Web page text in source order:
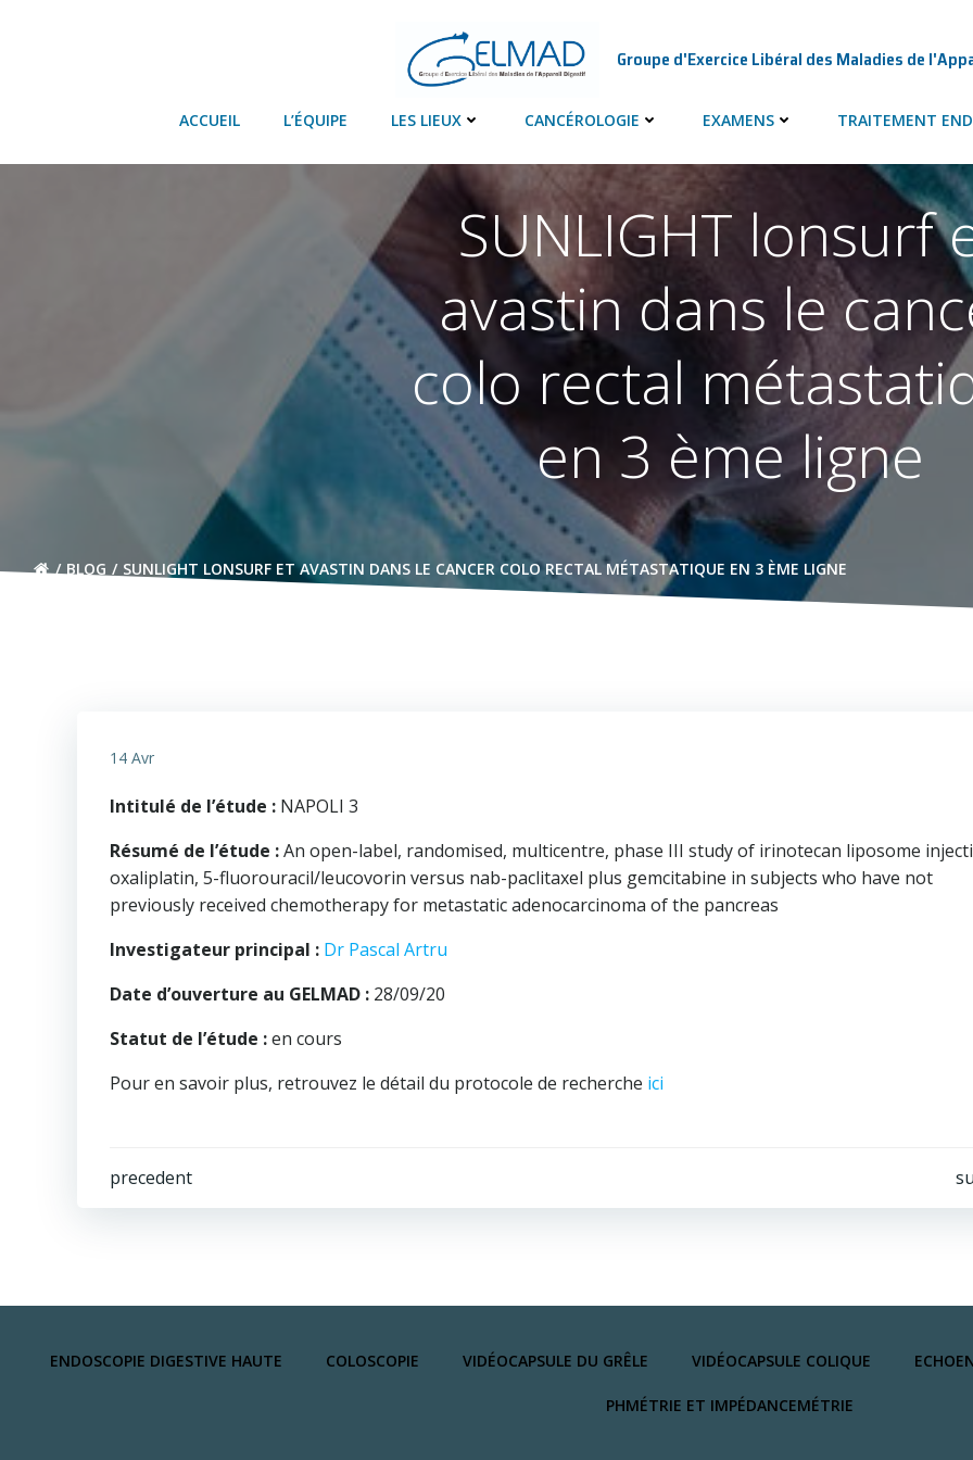
Groupe d'Exercice Libéral des Maladies de
ACCUEIL L’ÉQUIPE LES LIEUX CANCÉROLOGIE EXAMENS TRAITEMENT
SUNLIGHT lonsurf
avastin dans le
colo rectal
en 3 ème ligne
BLOG SUNLIGHT LONSURF ET AVASTIN DANS LE CANCER COLO RECTAL MÉTASTATIQUE EN 3 ÈME LIGNE
14 Avr
Intitulé de l’étude : NAPOLI 3
Résumé de l’étude :An open-label, randomised, multicentre, phase III study of irinotecan liposome
oxaliplatin, 5-fluorouracil/leucovorin versus nab-paclitaxel plus gemcitabine in subjects who have not
previously received chemotherapy for metastatic adenocarcinoma of the pancreas
Investigateur principal : Dr Pascal Artru
Date d’ouverture au GELMAD : 28/09/20
Statut de l’étude :en cours
Pour en savoir plus, retrouvez le détail du protocole de recherche ici
Navigation
l’article
precedent
l’article
ENDOSCOPIE DIGESTIVE HAUTE COLOSCOPIE VIDÉOCAPSULE DU GRÊLE VIDÉOCAPSULE COLIQUE
PHMÉTRIE ET IMPÉDANCEMÉTRIE